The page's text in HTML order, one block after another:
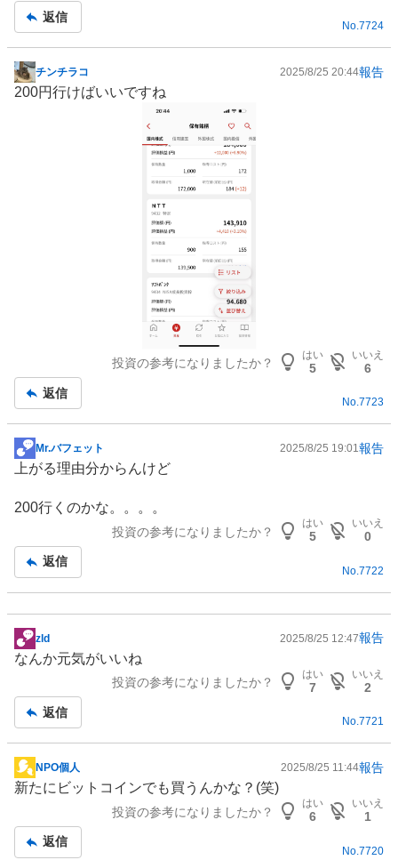
返信
No.7724
掲
示
チンチラコ 2025/8/25 20:44報告
200円行けばいいですね
投資の参考になりましたか？
はい
5
いいえ
6
返信
No.7723
掲
示
記
Mr.バフェット 2025/8/25 19:01報告
上がる理由分からんけど
200行くのかな。。。。
投資の参考になりましたか？
はい
5
いいえ
0
返信
No. 7722
掲
示
事
zld 2025/8/25 12:47報告
なんか元気がいいね
投資の参考になりましたか？
はい
7
いいえ
2
返信
No.7721
掲
示
事
NPO個人 2025/8/25 11:44報告
新たにビットコインでも買うんかな？(笑)
投資の参考になりましたか？
はい
6
いいえ
1
返信
No. 7720